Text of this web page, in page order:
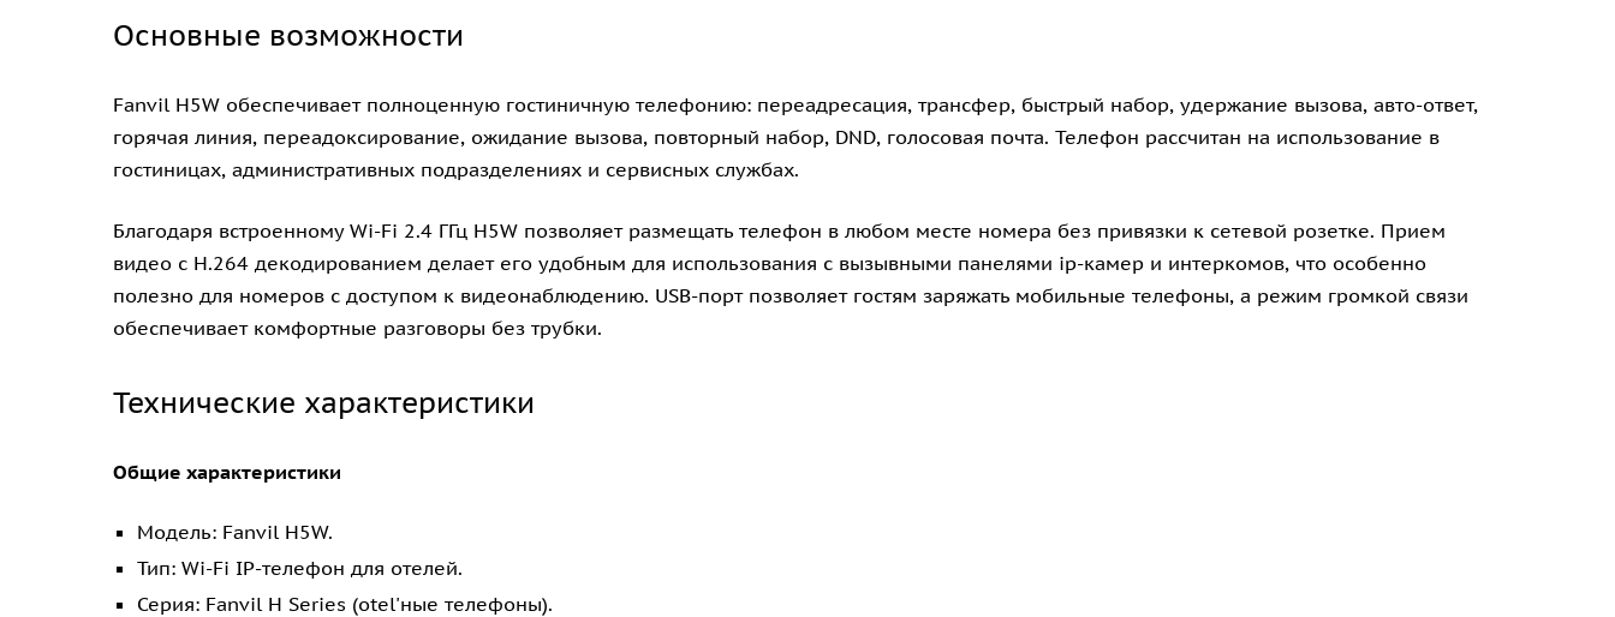
Основные возможности
Fanvil H5W обеспечивает полноценную гостиничную телефонию: переадресация, трансфер, быстрый набор, удержание вызова, авто-ответ,
горячая линия, переaдоксирование, ожидание вызова, повторный набор, DND, голосовая почта. Телефон рассчитан на использование в
гостиницах, административных подразделениях и сервисных службах.
Благодаря встроенному Wi-Fi 2.4 ГГц H5W позволяет размещать телефон в любом месте номера без привязки к сетевой розетке. Прием
видео с H.264 декодированием делает его удобным для использования с вызывными панелями ip-камер и интеркомов, что особенно
полезно для номеров с доступом к видеонаблюдению. USB-порт позволяет гостям заряжать мобильные телефоны, а режим громкой связи
обеспечивает комфортные разговоры без трубки.
Технические характеристики
Общие характеристики
Модель: Fanvil H5W.
Тип: Wi-Fi IP-телефон для отелей.
Серия: Fanvil H Series (otel'ные телефоны).